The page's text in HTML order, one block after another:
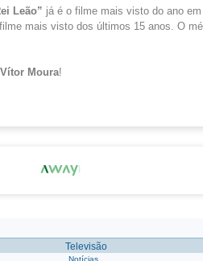
Leão” já é o filme mais visto do ano
mais visto dos últimos 15 anos. O
Vítor Moura!
Televisão
Notícias